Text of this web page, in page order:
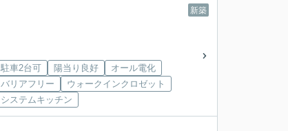
新築
駐車2台可 陽当り良好
オール電化
バリアフリー
ウォークインクロゼット
システムキッチン